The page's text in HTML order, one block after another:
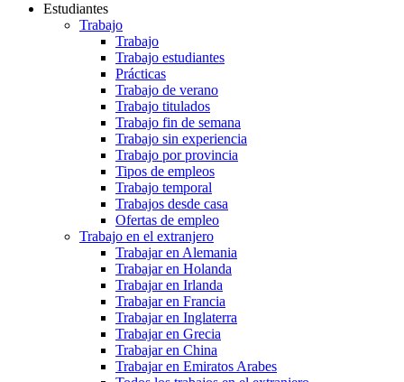
Estudiantes
Trabajo
Trabajo
Trabajo estudiantes
Prácticas
Trabajo de verano
Trabajo titulados
Trabajo fin de semana
Trabajo sin experiencia
Trabajo por provincia
Tipos de empleos
Trabajo temporal
Trabajos desde casa
Ofertas de empleo
Trabajo en el extranjero
Trabajar en Alemania
Trabajar en Holanda
Trabajar en Irlanda
Trabajar en Francia
Trabajar en Inglaterra
Trabajar en Grecia
Trabajar en China
Trabajar en Emiratos Arabes